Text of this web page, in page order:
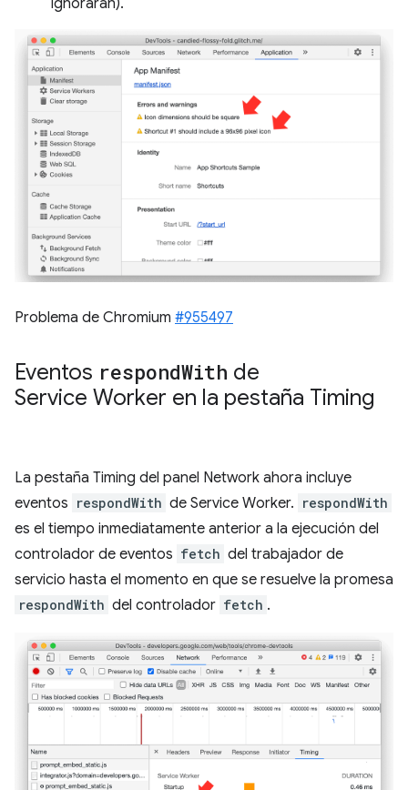
ignorarán).
Problema de Chromium #955497
Eventos respondWith de
Service Worker en la pestaña Timing
La pestaña Timing del panel Network ahora incluye
eventos respondWith de Service Worker. respondWith
es el tiempo inmediatamente anterior a la ejecución del
controlador de eventos fetch del trabajador de
servicio hasta el momento en que se resuelve la promesa
respondWith del controlador fetch .